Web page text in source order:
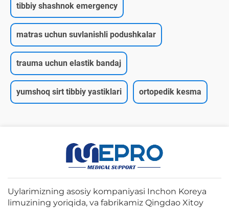
tibbiy shashnok emergency
matras uchun suvlanishli podushkalar
trauma uchun elastik bandaj
yumshoq sirt tibbiy yastiklari ortopedik kesma
Uylarimizning asosiy kompaniyasi Inchon Koreya
limuzining yoriqida, va fabrikamiz Qingdao Xitoy